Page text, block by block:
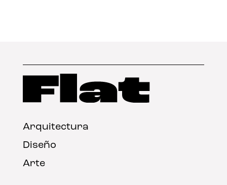
Arquitectura
Diseño
Arte